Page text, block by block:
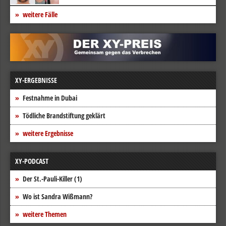
weitere Fälle
XY-ERGEBNISSE
Festnahme in Dubai
Tödliche Brandstiftung geklärt
weitere Ergebnisse
XY-PODCAST
Der St.-Pauli-Killer (1)
Wo ist Sandra Wißmann?
weitere Themen